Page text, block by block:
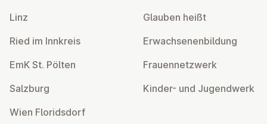
+43 732 657137
Linz
Ried im Innkreis
EmK St. Pölten
Salzburg
Wien Flo­rids­dorf
Glauben heißt
Er­wach­se­nen­bil­dung
Frau­en­netz­werk
Kinder- und Ju­gend­werk